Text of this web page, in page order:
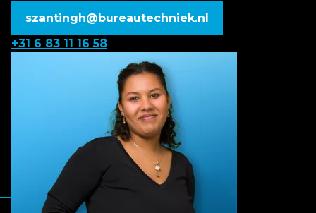
szantingh@bureautechniek.nl
+31 6 83 11 16 58